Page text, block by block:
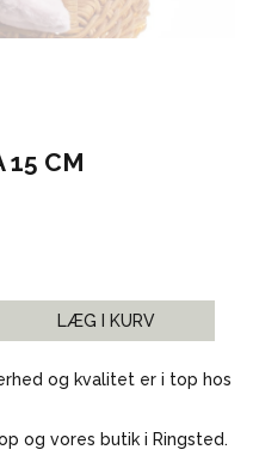
15 CM
LÆG I KURV
og kvalitet er i top hos
og vores butik i Ringsted.